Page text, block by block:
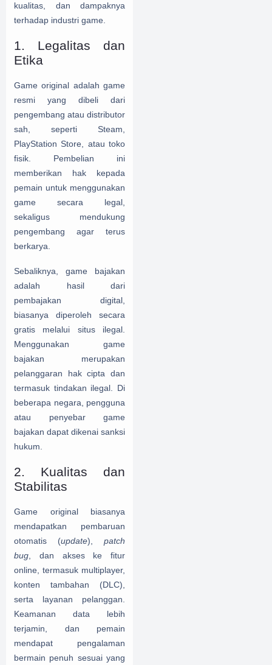
kualitas, dan dampaknya
terhadap industri game.
1. Legalitas dan
Etika
Game original adalah game
resmi yang dibeli dari
pengembang atau distributor
sah, seperti Steam,
PlayStation Store, atau toko
fisik. Pembelian ini
memberikan hak kepada
pemain untuk menggunakan
game secara legal,
sekaligus mendukung
pengembang agar terus
berkarya.
Sebaliknya, game bajakan
adalah hasil dari
pembajakan digital,
biasanya diperoleh secara
gratis melalui situs ilegal.
Menggunakan game
bajakan merupakan
pelanggaran hak cipta dan
termasuk tindakan ilegal. Di
beberapa negara, pengguna
atau penyebar game
bajakan dapat dikenai sanksi
hukum.
2. Kualitas dan
Stabilitas
Game original biasanya
mendapatkan pembaruan
otomatis (update), patch
bug , dan akses ke fitur
online, termasuk multiplayer,
konten tambahan (DLC),
serta layanan pelanggan.
Keamanan data lebih
terjamin, dan pemain
mendapat pengalaman
bermain penuh sesuai yang